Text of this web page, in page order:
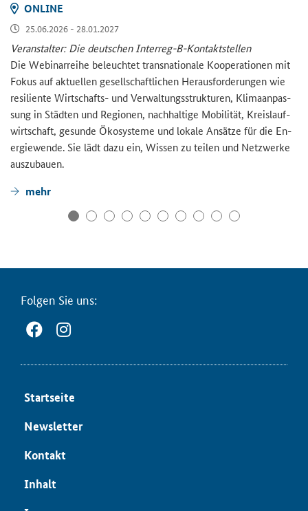
ON­LINE
25.06.2026 - 28.01.2027
Ver­an­stal­ter: Die deut­schen Interreg-​B-Kontaktstellen
Die We­bi­nar­rei­he be­leuch­tet trans­na­tio­na­le Ko­ope­ra­tio­nen mit
Fokus auf ak­tu­el­len ge­sell­schaft­li­chen Her­aus­for­de­run­gen wie
re­si­li­en­te Wirtschafts-​ und Ver­wal­tungs­struk­tu­ren, Kli­ma­an­pas­
sung in Städ­ten und Re­gio­nen, nach­hal­ti­ge Mo­bi­li­tät, Kreis­lauf­
wirt­schaft, ge­sun­de Öko­sys­te­me und lo­ka­le An­sät­ze für die En­
er­gie­wen­de. Sie lädt dazu ein, Wis­sen zu tei­len und Netz­wer­ke
aus­zu­bau­en.
mehr
Fol­gen Sie uns:
Start­sei­te
News­let­ter
Kon­takt
In­halt